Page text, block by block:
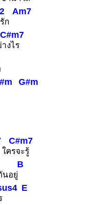
รัก
Am7
C#m7
งไร
G#m
คร
C#m7
จะรู้
นอยู่
B
E